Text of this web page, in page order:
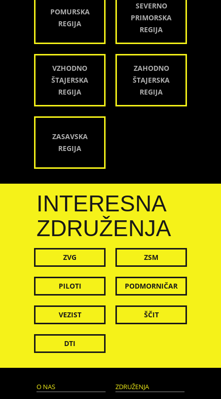
POMURSKA
REGIJA
SEVERNO
PRIMORSKA
REGIJA
VZHODNO
ŠTAJERSKA
REGIJA
ZAHODNO
ŠTAJERSKA
REGIJA
ZASAVSKA
REGIJA
INTERESNA
ZDRUŽENJA
ZVG ZSM
PILOTI PODMORNIČAR
VEZIST ŠČIT
DTI
O NAS ZDRUŽENJA